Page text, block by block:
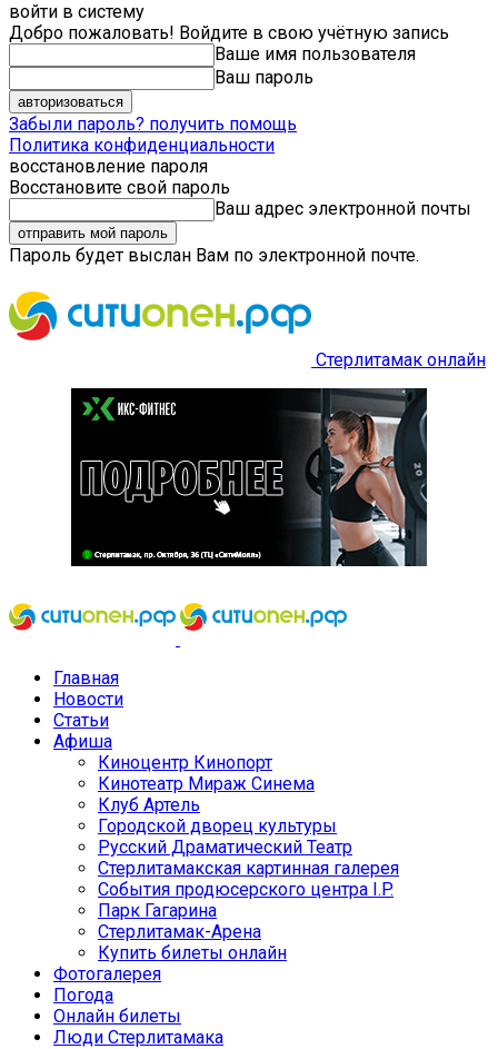
войти в систему
Добро пожаловать! Войдите в свою учётную запись
Ваше имя пользователя
Ваш пароль
Забыли пароль? получить помощь
Политика конфиденциальности
восстановление пароля
Восстановите свой пароль
Ваш адрес электронной почты
Пароль будет выслан Вам по электронной почте.
Стерлитамак онлайн
Главная
Новости
Статьи
Афиша
Киноцентр Кинопорт
Кинотеатр Мираж Синема
Клуб Артель
Городской дворец культуры
Русский Драматический Театр
Стерлитамакская картинная галерея
События продюсерского центра I.P.
Парк Гагарина
Стерлитамак-Арена
Купить билеты онлайн
Фотогалерея
Погода
Онлайн билеты
Люди Стерлитамака